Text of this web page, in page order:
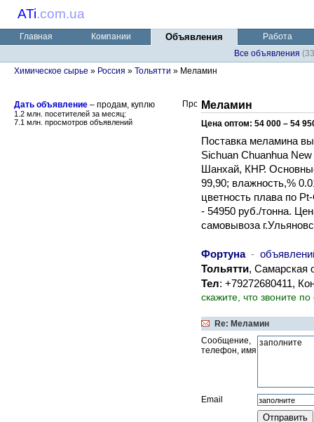
ATi.com.ua
Главная Компании Объявления
Работа
Все объявления
Химическое сырье » Россия » Тольятти » Меламин
Дать объявление – продам, куплю
1.2 млн. посетителей за месяц:
7.1 млн. просмотров объявлений
Меламин
Цена оптом: 54 000 – 54
Поставка меламина
Sichuan Chuanhua
Шанхай, КНР.
99,90; влажность,%
цветность плава по
- 54950 руб./тонна.
самовывоза
Фортуна -
Тольятти, Самарская
Тел: +79272680411,
скажите, что звоните
Re: Меламин
Сообщение,
телефон, имя
Email